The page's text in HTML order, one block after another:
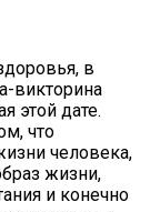
в
викторина
этой дате.
что
человека,
жизни,
и конечно